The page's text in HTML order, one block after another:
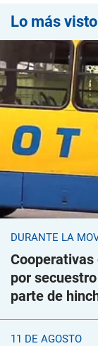
Lo más visto
DURANTE LA
por
parte de
11 DE AGOSTO